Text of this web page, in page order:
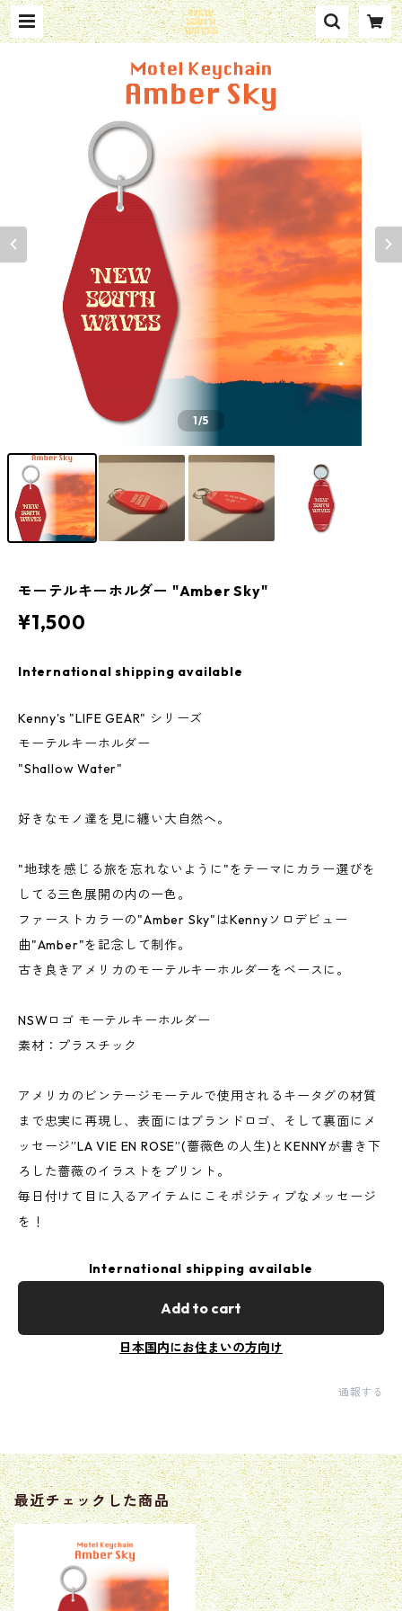
1/5
モーテルキーホルダー "Amber Sky"
¥1,500
International shipping available
Kenny's "LIFE GEAR" シリーズ
モーテルキーホルダー
"Shallow Water"
好きなモノ達を見に纏い大自然へ。
"地球を感じる旅を忘れないように"をテーマにカラー選びを
してる三色展開の内の一色。
ファーストカラーの"Amber Sky"はKennyソロデビュー
曲"Amber"を記念して制作。
古き良きアメリカのモーテルキーホルダーをベースに。
NSWロゴ モーテルキーホルダー
素材：プラスチック
アメリカのビンテージモーテルで使用されるキータグの材質
まで忠実に再現し、表面にはブランドロゴ、そして裏面にメ
ッセージ”LA VIE EN ROSE”(薔薇色の人生)とKENNYが書き下
ろした薔薇のイラストをプリント。
毎日付けて目に入るアイテムにこそポジティブなメッセージ
を！
International shipping available
Add to cart
日本国内にお住まいの方向け
通報する
最近チェックした商品